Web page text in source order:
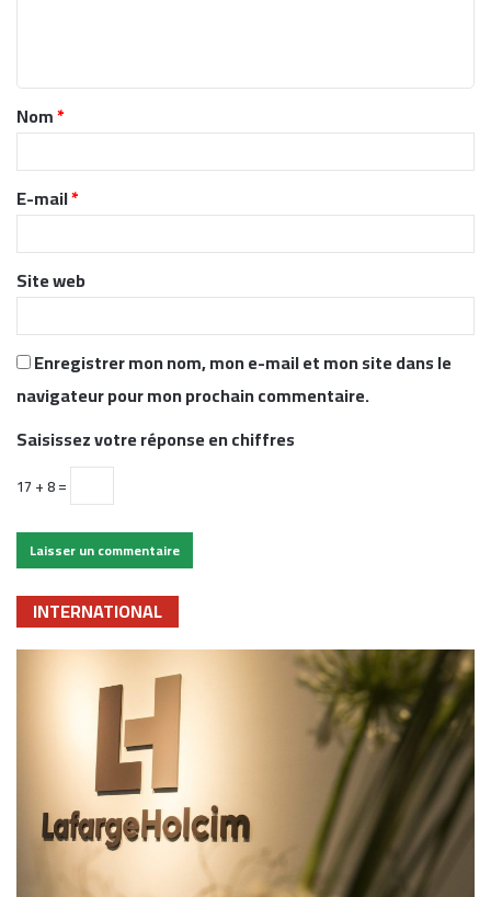
t
a
r
e
*
Nom*
E-mail*
Site web
Enregistrer mon nom, mon e-mail et mon site dans le
navigateur pour mon prochain commentaire.
Saisissez votre réponse en chiffres
17 + 8 =
INTERNATIONAL